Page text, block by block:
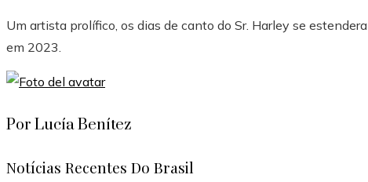
Um artista prolífico, os dias de canto do Sr. Harley se
em 2023.
Por Lucía Benítez
Notícias Recentes Do Brasil